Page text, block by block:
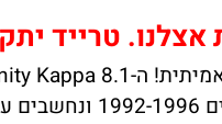
אצלנו. טרייד